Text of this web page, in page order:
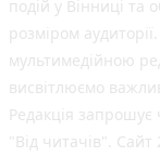
подій у Вінниці та
розміром
мультимедійною
висвітлюємо
Редакція запрошує
"Від читачів".